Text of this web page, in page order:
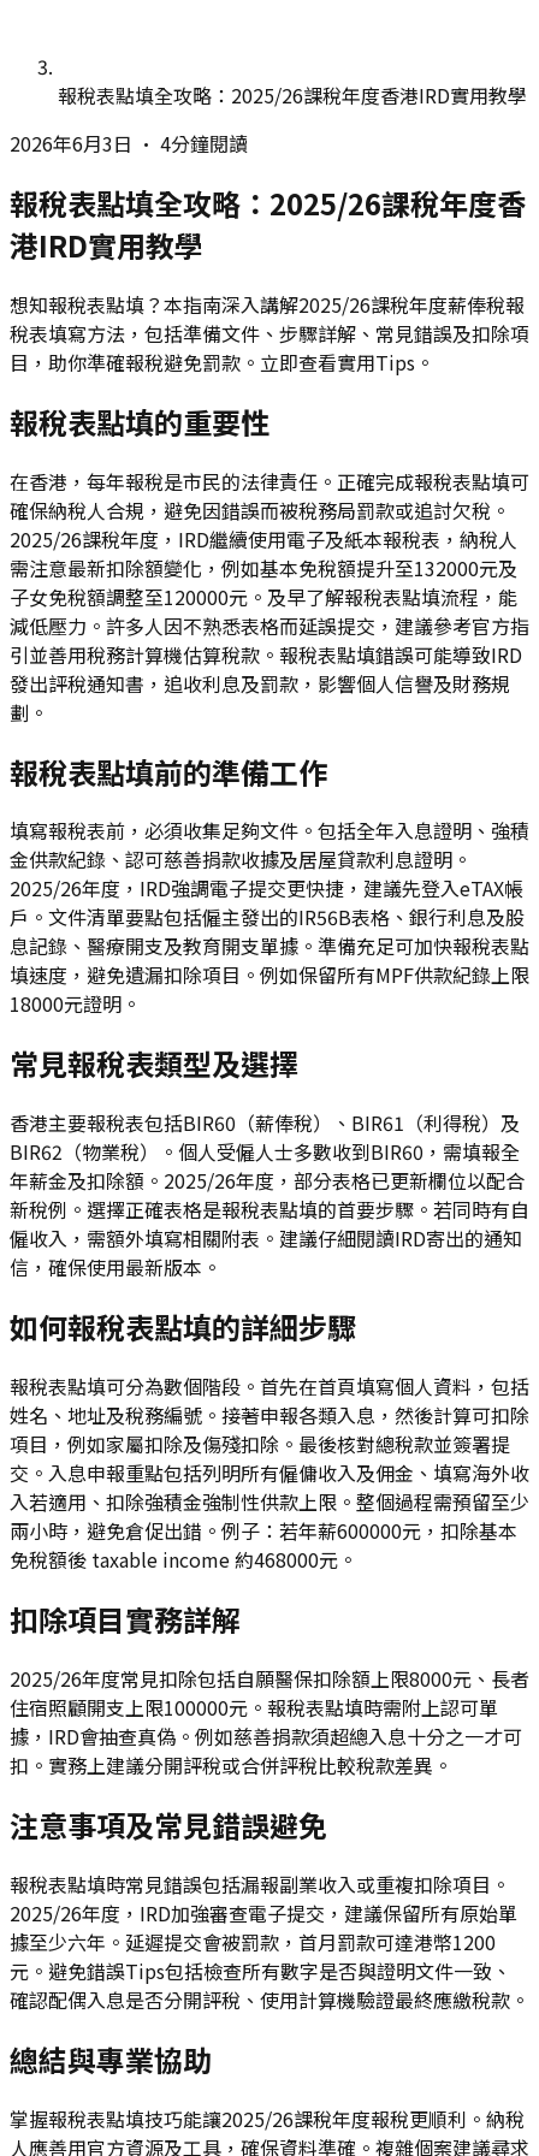
報稅表點填全攻略：2025/26課稅年度香港IRD實用教學
2026年6月3日 • 4分鐘閱讀
報稅表點填全攻略：2025/26課稅年度香
港IRD實用教學
想知報稅表點填？本指南深入講解2025/26課稅年度薪俸稅報
稅表填寫方法，包括準備文件、步驟詳解、常見錯誤及扣除項
目，助你準確報稅避免罰款。立即查看實用Tips。
報稅表點填的重要性
在香港，每年報稅是市民的法律責任。正確完成報稅表點填可
確保納稅人合規，避免因錯誤而被稅務局罰款或追討欠稅。
2025/26課稅年度，IRD繼續使用電子及紙本報稅表，納稅人
需注意最新扣除額變化，例如基本免稅額提升至132000元及
子女免稅額調整至120000元。及早了解報稅表點填流程，能
減低壓力。許多人因不熟悉表格而延誤提交，建議參考官方指
引並善用稅務計算機估算稅款。報稅表點填錯誤可能導致IRD
發出評稅通知書，追收利息及罰款，影響個人信譽及財務規
劃。
報稅表點填前的準備工作
填寫報稅表前，必須收集足夠文件。包括全年入息證明、強積
金供款紀錄、認可慈善捐款收據及居屋貸款利息證明。
2025/26年度，IRD強調電子提交更快捷，建議先登入eTAX帳
戶。文件清單要點包括僱主發出的IR56B表格、銀行利息及股
息記錄、醫療開支及教育開支單據。準備充足可加快報稅表點
填速度，避免遺漏扣除項目。例如保留所有MPF供款紀錄上限
18000元證明。
常見報稅表類型及選擇
香港主要報稅表包括BIR60（薪俸稅）、BIR61（利得稅）及
BIR62（物業稅）。個人受僱人士多數收到BIR60，需填報全
年薪金及扣除額。2025/26年度，部分表格已更新欄位以配合
新稅例。選擇正確表格是報稅表點填的首要步驟。若同時有自
僱收入，需額外填寫相關附表。建議仔細閱讀IRD寄出的通知
信，確保使用最新版本。
如何報稅表點填的詳細步驟
報稅表點填可分為數個階段。首先在首頁填寫個人資料，包括
姓名、地址及稅務編號。接著申報各類入息，然後計算可扣除
項目，例如家屬扣除及傷殘扣除。最後核對總稅款並簽署提
交。入息申報重點包括列明所有僱傭收入及佣金、填寫海外收
入若適用、扣除強積金強制性供款上限。整個過程需預留至少
兩小時，避免倉促出錯。例子：若年薪600000元，扣除基本
免稅額後 taxable income 約468000元。
扣除項目實務詳解
2025/26年度常見扣除包括自願醫保扣除額上限8000元、長者
住宿照顧開支上限100000元。報稅表點填時需附上認可單
據，IRD會抽查真偽。例如慈善捐款須超總入息十分之一才可
扣。實務上建議分開評稅或合併評稅比較稅款差異。
注意事項及常見錯誤避免
報稅表點填時常見錯誤包括漏報副業收入或重複扣除項目。
2025/26年度，IRD加強審查電子提交，建議保留所有原始單
據至少六年。延遲提交會被罰款，首月罰款可達港幣1200
元。避免錯誤Tips包括檢查所有數字是否與證明文件一致、
確認配偶入息是否分開評稅、使用計算機驗證最終應繳稅款。
總結與專業協助
掌握報稅表點填技巧能讓2025/26課稅年度報稅更順利。納稅
人應善用官方資源及工具，確保資料準確。複雜個案建議尋求